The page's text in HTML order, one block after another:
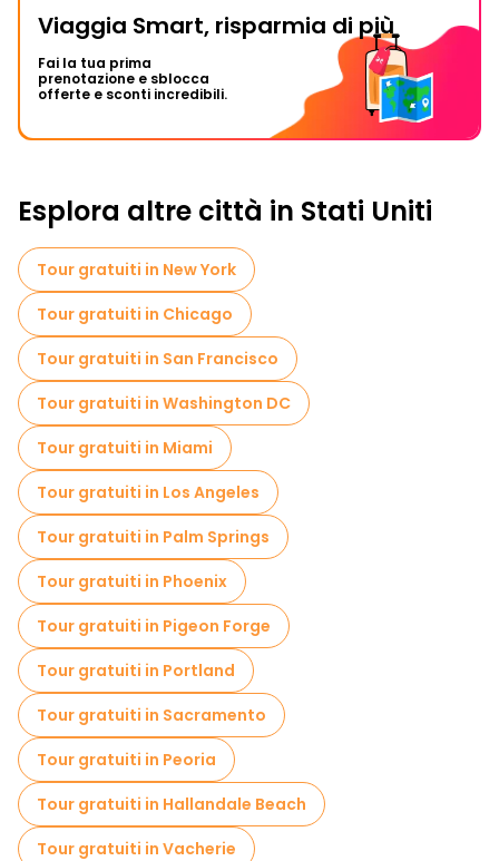
Viaggia Smart, risparmia di più
Fai la tua prima
prenotazione e sblocca
offerte e sconti incredibili.
Esplora altre città in Stati Uniti
Tour gratuiti in New York
Tour gratuiti in Chicago
Tour gratuiti in San Francisco
Tour gratuiti in Washington DC
Tour gratuiti in Miami
Tour gratuiti in Los Angeles
Tour gratuiti in Palm Springs
Tour gratuiti in Phoenix
Tour gratuiti in Pigeon Forge
Tour gratuiti in Portland
Tour gratuiti in Sacramento
Tour gratuiti in Peoria
Tour gratuiti in Hallandale Beach
Tour gratuiti in Vacherie